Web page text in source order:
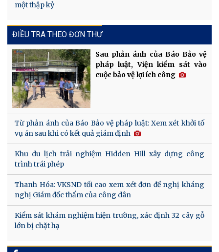
một thập kỷ
ĐIỀU TRA THEO ĐƠN THƯ
Sau phản ánh của Báo Bảo vệ
pháp luật, Viện kiểm sát vào
cuộc bảo vệ lợi ích công
Từ phản ánh của Báo Bảo vệ pháp luật: Xem xét khởi tố
vụ án sau khi có kết quả giám định
Khu du lịch trải nghiệm Hidden Hill xây dựng công
trình trái phép
Thanh Hóa: VKSND tối cao xem xét đơn đề nghị kháng
nghị Giám đốc thẩm của công dân
Kiểm sát khám nghiệm hiện trường, xác định 32 cây gỗ
lớn bị chặt hạ